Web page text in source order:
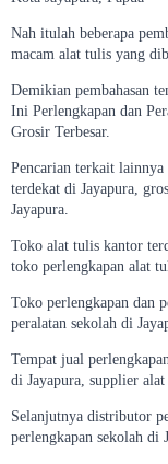
Nah itulah beberapa
macam alat tulis yang
Demikian pembahasan
Ini Perlengkapan dan
Grosir Terbesar.
Pencarian terkait
terdekat di Jayapura,
Jayapura.
Toko alat tulis kantor
toko perlengkapan alat
Toko perlengkapan dan
peralatan sekolah di
Tempat jual
di Jayapura, supplier
Selanjutnya distributor
perlengkapan sekolah di